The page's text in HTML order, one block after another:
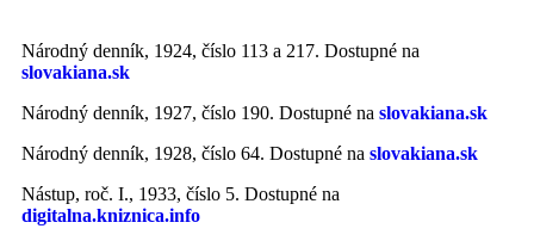
Národný denník, 1924, číslo 113 a 217. Dostupné na
slovakiana.sk
Národný denník, 1927, číslo 190. Dostupné na slovakiana.sk
Národný denník, 1928, číslo 64. Dostupné na slovakiana.sk
Nástup, roč. I., 1933, číslo 5. Dostupné na
digitalna.kniznica.info